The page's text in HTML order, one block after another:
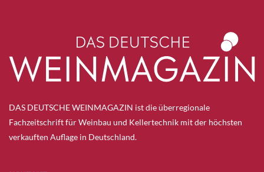
DAS DEUTSCHE WEINMAGAZIN ist die überregionale
Fachzeitschrift für Weinbau und Kellertechnik mit der höchsten
verkauften Auflage in Deutschland.